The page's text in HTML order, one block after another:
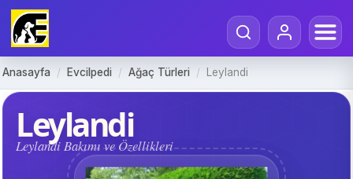
Anasayfa / Evcilpedi / Ağaç Türleri / Leylandi
Leylandi
Leylandi Bakımı ve Özellikleri